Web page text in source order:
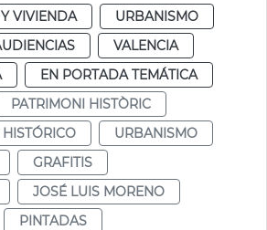
VIVIENDA
URBANISMO
VALENCIA
EN PORTADA TEMÁTICA
PATRIMONI HISTÒRIC
URBANISMO
GRAFITIS
JOSÉ LUIS MORENO
PINTADAS